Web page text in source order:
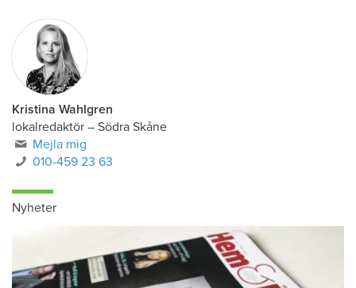
Kristina Wahlgren
lokalredaktör – Södra Skåne
Mejla mig
010-459 23 63
Nyheter